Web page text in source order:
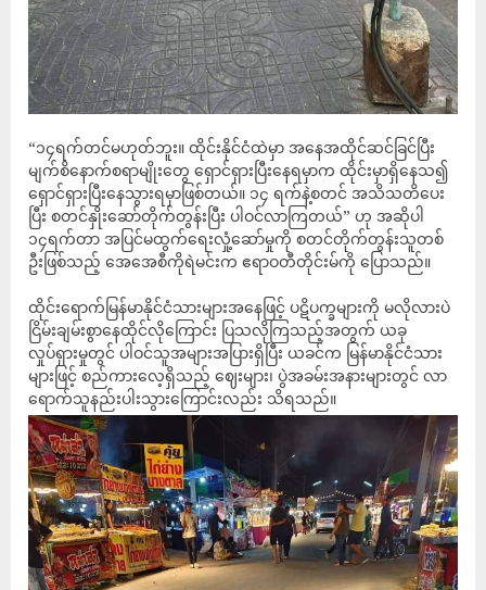
“၁၄ရက်တင်မဟုတ်ဘူး။ ထိုင်းနိုင်ငံထဲမှာ အနေအထိုင်ဆင်ခြင်ပြီး
မျက်စိနောက်စရာမျိုးတွေ ရှောင်ရှားပြီးနေရမှာက ထိုင်းမှာရှိနေသ၍
ရှောင်ရှားပြီးနေသွားရမှာဖြစ်တယ်။ ၁၄ ရက်နဲ့စတင် အသိသတိပေး
ပြီး စတင်နှိုးဆော်တိုက်တွန်းပြီး ပါဝင်လာကြတယ်” ဟု အဆိုပါ
၁၄ရက်တာ အပြင်မထွက်ရေးလှုံ့ဆော်မှုကို စတင်တိုက်တွန်းသူတစ်
ဦးဖြစ်သည့် အေအေစီကိုရဲမင်းက ဧရာဝတီတိုင်းမ်ကို ပြောသည်။
ထိုင်း‌ရောက်မြန်မာနိုင်ငံသားများအနေဖြင့် ပဋိပက္ခများကို မလိုလားပဲ
ငြိမ်းချမ်းစွာနေထိုင်လိုကြောင်း ပြသလိုကြသည့်အတွက် ယခု
လှုပ်ရှားမှုတွင် ပါဝင်သူအများအပြားရှိပြီး ယခင်က မြန်မာနိုင်ငံသား
များဖြင့် စည်ကားလေ့ရှိသည့် ဈေးများ၊ ပွဲအခမ်းအနားများတွင် လာ
ရောက်သူနည်းပါးသွားကြောင်းလည်း သိရသည်။